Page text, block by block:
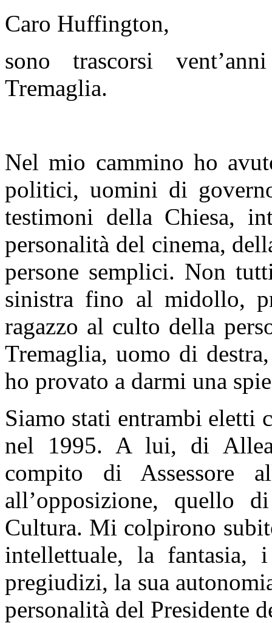
Caro Huffington,
sono trascorsi
Tremaglia.
Nel mio cammino ho
politici, uomini di
testimoni della Chiesa,
personalità del cinema,
persone semplici. Non
sinistra fino al midollo,
ragazzo al culto della
Tremaglia, uomo di
ho provato a darmi una
Siamo stati entrambi
nel 1995. A lui, di
compito di Assessore
all’opposizione, quello
Cultura. Mi colpirono
intellettuale, la
pregiudizi, la sua
personalità del Presidente